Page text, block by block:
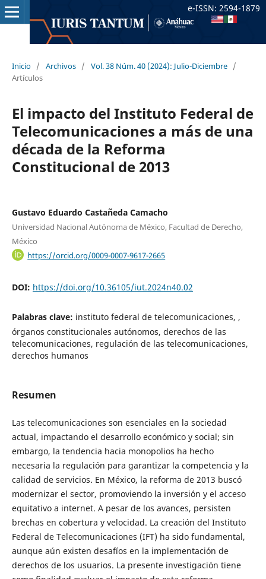
Inicio / Archivos / Vol. 38 Núm. 40 (2024): Julio-Diciembre /
Artículos
El impacto del Instituto Federal de
Telecomunicaciones a más de una
década de la Reforma
Constitucional de 2013
Gustavo Eduardo Castañeda Camacho
Universidad Nacional Autónoma de México, Facultad de Derecho,
México
https://orcid.org/0009-0007-9617-2665
DOI: https://doi.org/10.36105/iut.2024n40.02
Palabras clave: instituto federal de telecomunicaciones, ,
órganos constitucionales autónomos, derechos de las
telecomunicaciones, regulación de las telecomunicaciones,
derechos humanos
Resumen
Las telecomunicaciones son esenciales en la sociedad
actual, impactando el desarrollo económico y social; sin
embargo, la tendencia hacia monopolios ha hecho
necesaria la regulación para garantizar la competencia y la
calidad de servicios. En México, la reforma de 2013 buscó
modernizar el sector, promoviendo la inversión y el acceso
equitativo a internet. A pesar de los avances, persisten
brechas en cobertura y velocidad. La creación del Instituto
Federal de Telecomunicaciones (IFT) ha sido fundamental,
aunque aún existen desafíos en la implementación de
derechos de los usuarios. La presente investigación tiene
e-ISSN: 2594-1879